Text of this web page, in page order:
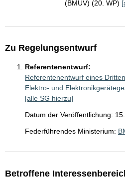
(BMUV) (20. WP)
Zu Regelungsentwurf
Referentenentwurf:
Referentenentwurf eines
Elektro- und
[alle SG hierzu]
Datum der Veröffentlichung:
Federführendes Ministerium:
Betroffene